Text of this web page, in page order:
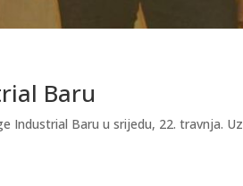
Baru
Industrial Baru u srijedu, 22. travnja. Uz